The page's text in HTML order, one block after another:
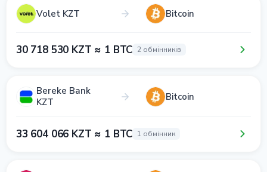
Volet KZT Bitcoin
30 718 530 KZT ≈ 1 BTC 2 обмінників
Bereke Bank
KZT
Bitcoin
33 604 066 KZT ≈ 1 BTC 1 обмінник